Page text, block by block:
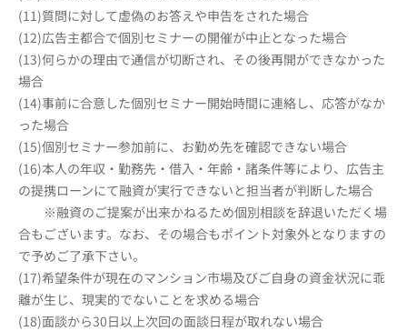
(11)質問に対して虚偽のお答えや申告をされた場合
(12)広告主都合で個別セミナーの開催が中止となった場合
(13)何らかの理由で通信が切断され、その後再開ができなかった
場合
(14)事前に合意した個別セミナー開始時間に連絡し、応答がなか
った場合
(15)個別セミナー参加前に、お勤め先を確認できない場合
(16)本人の年収・勤務先・借入・年齢・諸条件等により、広告主
の提携ローンにて融資が実行できないと担当者が判断した場合
※融資のご提案が出来かねるため個別相談を辞退いただく場
合もございます。なお、その場合もポイント対象外となりますの
で予めご了承下さい。
(17)希望条件が現在のマンション市場及びご自身の資金状況に乖
離が生じ、現実的でないことを求める場合
(18)面談から30日以上次回の面談日程が取れない場合